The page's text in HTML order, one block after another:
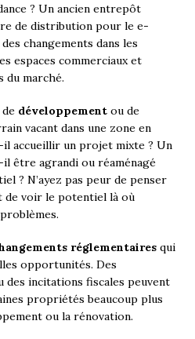
? Un ancien entrepôt
de distribution pour le e-
changements dans les
espaces commerciaux et
du marché.
développement ou de
vacant dans une zone en
accueillir un projet mixte ? Un
être agrandi ou réaménagé
? N’ayez pas peur de penser
de voir le potentiel là où
réglementaires qui
opportunités. Des
des incitations fiscales peuvent
propriétés beaucoup plus
ou la rénovation.